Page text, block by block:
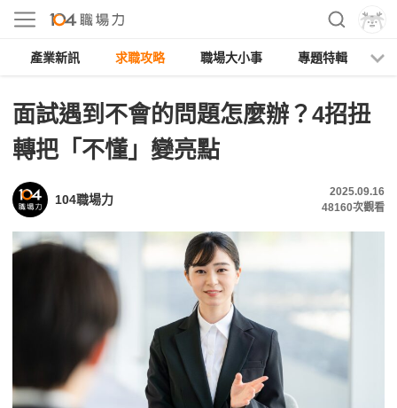
產業新訊 求職攻略 職場大小事 專題特輯
面試遇到不會的問題怎麼辦？4招扭
轉把「不懂」變亮點
104職場力
2025.09.16
48160次觀看